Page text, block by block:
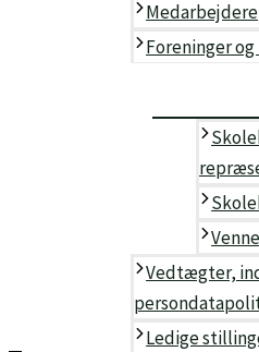
Medarbejdere
Foreninger
Vedtægter,
Ledige
Musik
Håndværk
Forfatter
Teater
Temadage og
Det inkluderende
Eksempel på skema